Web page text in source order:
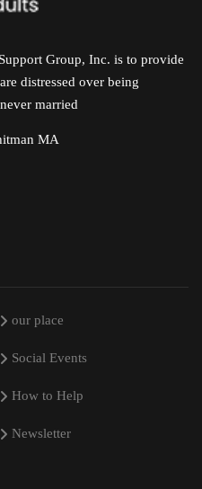
Group, Inc. is to provide
distressed over being
married
MA
our place
Social Events
How to Help
Newsletter